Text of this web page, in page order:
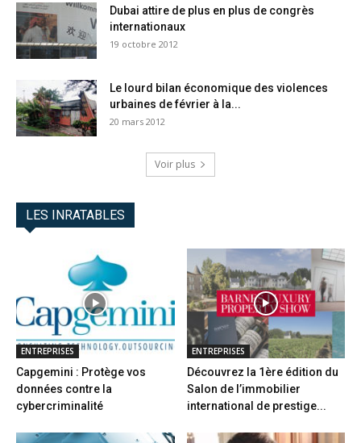
Dubai attire de plus en plus de congrès
internationaux
19 octobre 2012
Le lourd bilan économique des violences
urbaines de février à la...
20 mars 2012
Voir plus
LES INRATABLES
ENTREPRISES
Capgemini : Protège vos
données contre la
cybercriminalité
ENTREPRISES
Découvrez la 1ère édition du
Salon de l’immobilier
international de prestige...